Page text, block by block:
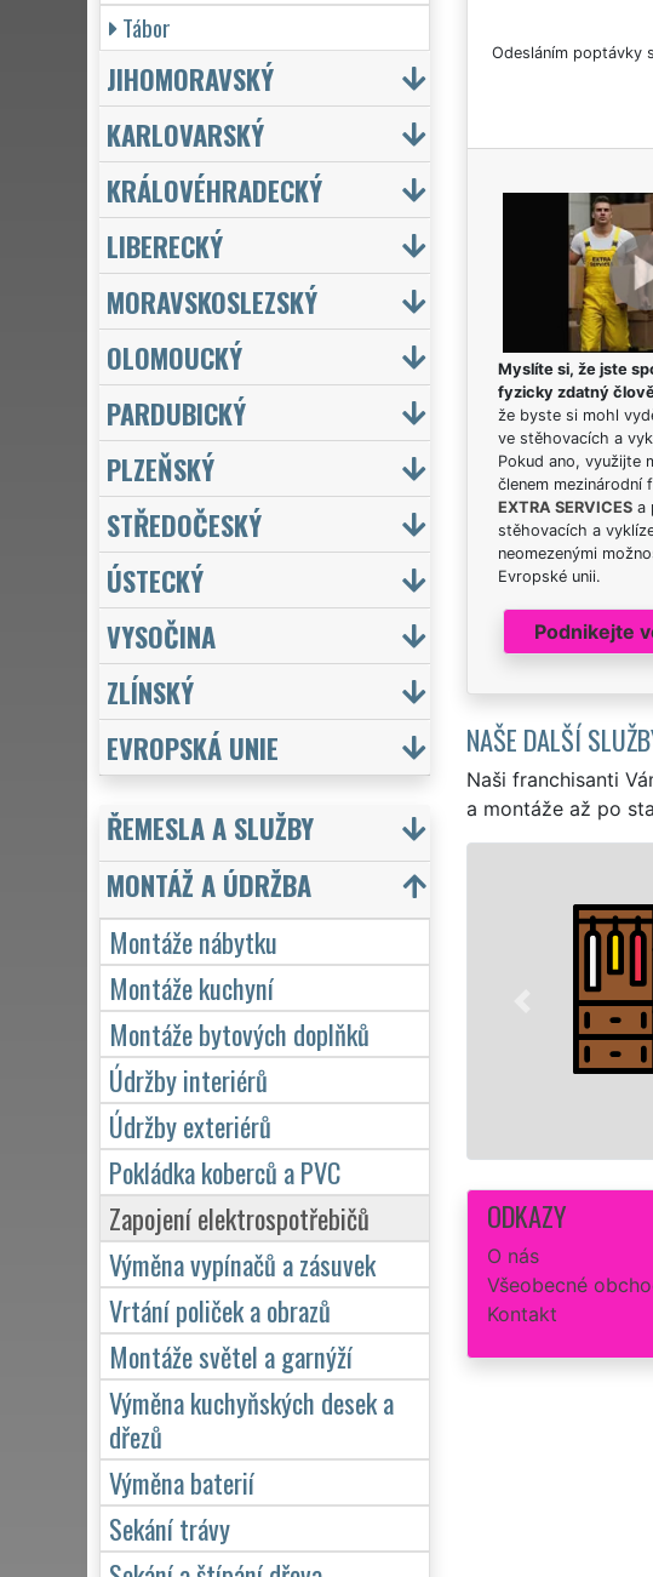
Odesláním poptávky
Myslíte si, že jste
fyzicky zdatný
že byste si mohl
ve stěhovacích a
Pokud ano, využijte
členem mezinárodní
EXTRA SERVICESa
stěhovacích a
neomezenými
Evropské unii.
Podnikejte
NAŠE DALŠÍ
Naši franchisanti
a montáže až po
ODKAZY
O nás
Všeobecné
Kontakt
Tábor
JIHOMORAVSKÝ
KARLOVARSKÝ
KRÁLOVÉHRADECKÝ
LIBERECKÝ
MORAVSKOSLEZSKÝ
OLOMOUCKÝ
PARDUBICKÝ
PLZEŇSKÝ
STŘEDOČESKÝ
ÚSTECKÝ
VYSOČINA
ZLÍNSKÝ
EVROPSKÁ UNIE
ŘEMESLA A SLUŽBY
MONTÁŽ A ÚDRŽBA
Montáže nábytku
Montáže kuchyní
Montáže bytových doplňků
Údržby interiérů
Údržby exteriérů
Pokládka koberců a PVC
Zapojení elektrospotřebičů
Výměna vypínačů a zásuvek
Vrtání poliček a obrazů
Montáže světel a garnýží
Výměna kuchyňských desek a
dřezů
Výměna baterií
Sekání trávy